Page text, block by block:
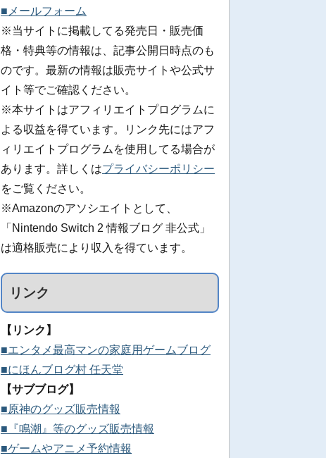
■メールフォーム
※当サイトに掲載してる発売日・販売価
格・特典等の情報は、記事公開日時点のも
のです。最新の情報は販売サイトや公式サ
イト等でご確認ください。
※本サイトはアフィリエイトプログラムに
よる収益を得ています。リンク先にはアフ
ィリエイトプログラムを使用してる場合が
あります。詳しくはプライバシーポリシー
をご覧ください。
※Amazonのアソシエイトとして、
「Nintendo Switch 2 情報ブログ 非公式」
は適格販売により収入を得ています。
リンク
【リンク】
■エンタメ最高マンの家庭用ゲームブログ
■にほんブログ村 任天堂
【サブブログ】
■原神のグッズ販売情報
■『鳴潮』等のグッズ販売情報
■ゲームやアニメ予約情報